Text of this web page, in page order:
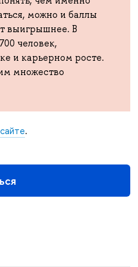
можно и баллы
выигрышнее. В
человек,
и карьерном росте.
множество
.